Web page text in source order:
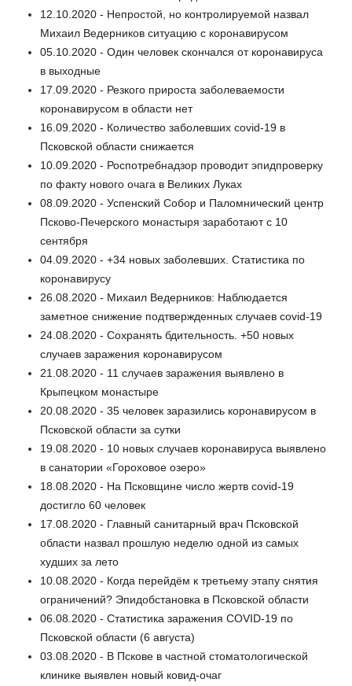
12.10.2020 - Непростой, но контролируемой назвал
Михаил Ведерников ситуацию с коронавирусом
05.10.2020 - Один человек скончался от коронавируса
в выходные
17.09.2020 - Резкого прироста заболеваемости
коронавирусом в области нет
16.09.2020 - Количество заболевших covid-19 в
Псковской области снижается
10.09.2020 - Роспотребнадзор проводит эпидпроверку
по факту нового очага в Великих Луках
08.09.2020 - Успенский Собор и Паломнический центр
Псково-Печерского монастыря заработают с 10
сентября
04.09.2020 - +34 новых заболевших. Статистика по
коронавирусу
26.08.2020 - Михаил Ведерников: Наблюдается
заметное снижение подтвержденных случаев covid-19
24.08.2020 - Сохранять бдительность. +50 новых
случаев заражения коронавирусом
21.08.2020 - 11 случаев заражения выявлено в
Крыпецком монастыре
20.08.2020 - 35 человек заразились коронавирусом в
Псковской области за сутки
19.08.2020 - 10 новых случаев коронавируса выявлено
в санатории «Гороховое озеро»
18.08.2020 - На Псковщине число жертв covid-19
достигло 60 человек
17.08.2020 - Главный санитарный врач Псковской
области назвал прошлую неделю одной из самых
худших за лето
10.08.2020 - Когда перейдём к третьему этапу снятия
ограничений? Эпидобстановка в Псковской области
06.08.2020 - Статистика заражения COVID-19 по
Псковской области (6 августа)
03.08.2020 - В Пскове в частной стоматологической
клинике выявлен новый ковид-очаг